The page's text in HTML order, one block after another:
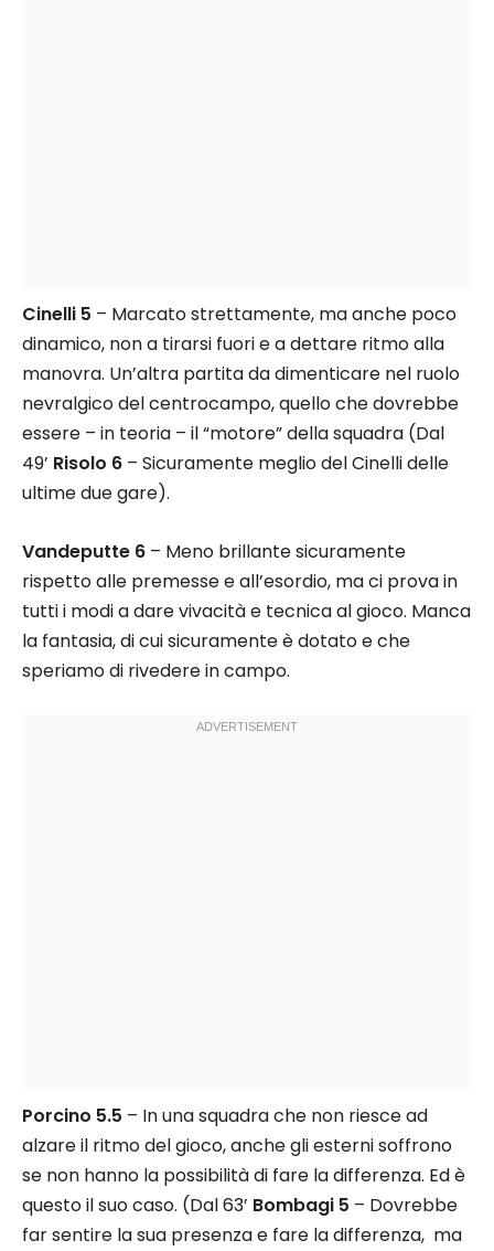
Cinelli 5 – Marcato strettamente, ma anche poco
dinamico, non a tirarsi fuori e a dettare ritmo alla
manovra. Un’altra partita da dimenticare nel ruolo
nevralgico del centrocampo, quello che dovrebbe
essere – in teoria – il “motore” della squadra (Dal
49’ Risolo 6 – Sicuramente meglio del Cinelli delle
ultime due gare).
Vandeputte 6 – Meno brillante sicuramente
rispetto alle premesse e all’esordio, ma ci prova in
tutti i modi a dare vivacità e tecnica al gioco. Manca
la fantasia, di cui sicuramente è dotato e che
speriamo di rivedere in campo.
Porcino 5.5 – In una squadra che non riesce ad
alzare il ritmo del gioco, anche gli esterni soffrono
se non hanno la possibilità di fare la differenza. Ed è
questo il suo caso. (Dal 63’ Bombagi 5 – Dovrebbe
far sentire la sua presenza e fare la differenza, ma